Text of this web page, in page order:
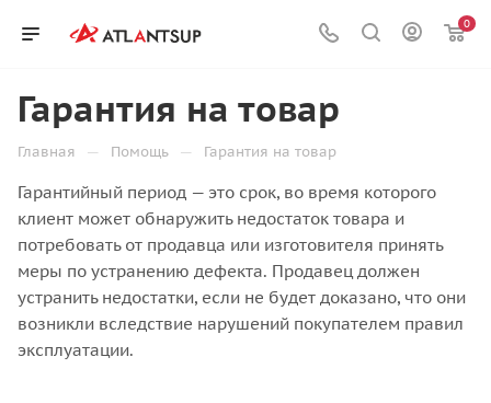
0
Гарантия на товар
Главная — Помощь — Гарантия на товар
Гарантийный период — это срок, во время которого
клиент может обнаружить недостаток товара и
потребовать от продавца или изготовителя принять
меры по устранению дефекта. Продавец должен
устранить недостатки, если не будет доказано, что они
возникли вследствие нарушений покупателем правил
эксплуатации.